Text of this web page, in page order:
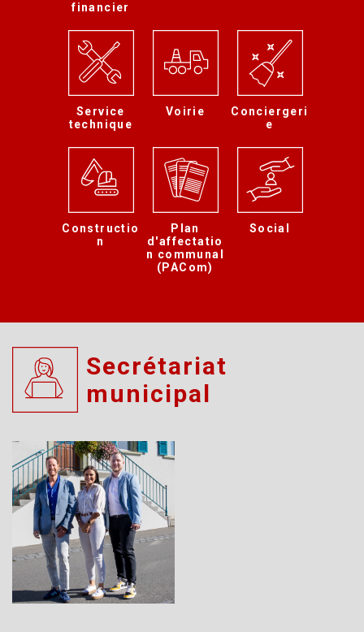
financier
Service
technique
Voirie
Conciergeri
e
Constructio
n
Plan
d'affectatio
n communal
(PACom)
Social
Secrétariat
municipal